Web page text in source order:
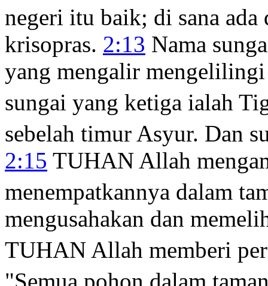
negeri itu baik; di sana ada
krisopras. 2:13 Nama
yang mengalir
sungai yang ketiga ialah
sebelah timur Asyur. Dan
2:15 TUHAN Allah
menempatkannya dalam
mengusahakan dan
TUHAN Allah memberi